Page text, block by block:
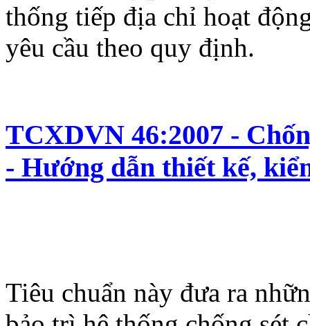
thống tiếp địa chỉ hoạt
yêu cầu theo quy định.
TCXDVN 46:2007 -
- Hướng dẫn thiết kế,
Tiêu chuẩn này đưa ra